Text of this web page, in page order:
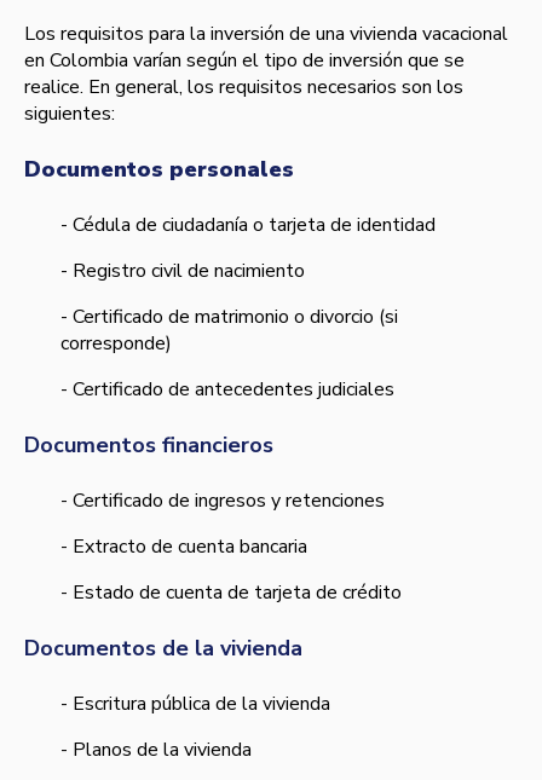
Los requisitos para la inversión de una vivienda vacacional
en Colombia varían según el tipo de inversión que se
realice. En general, los requisitos necesarios son los
siguientes:
Documentos personales
- Cédula de ciudadanía o tarjeta de identidad
- Registro civil de nacimiento
- Certificado de matrimonio o divorcio (si
corresponde)
- Certificado de antecedentes judiciales
Documentos financieros
- Certificado de ingresos y retenciones
- Extracto de cuenta bancaria
- Estado de cuenta de tarjeta de crédito
Documentos de la vivienda
- Escritura pública de la vivienda
- Planos de la vivienda